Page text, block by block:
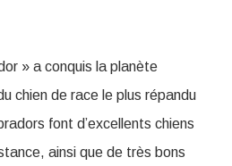
» a conquis la planète
chien de race le plus répandu
font d’excellents chiens
ainsi que de très bons